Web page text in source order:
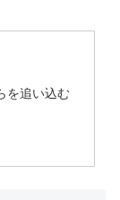
を追い込む